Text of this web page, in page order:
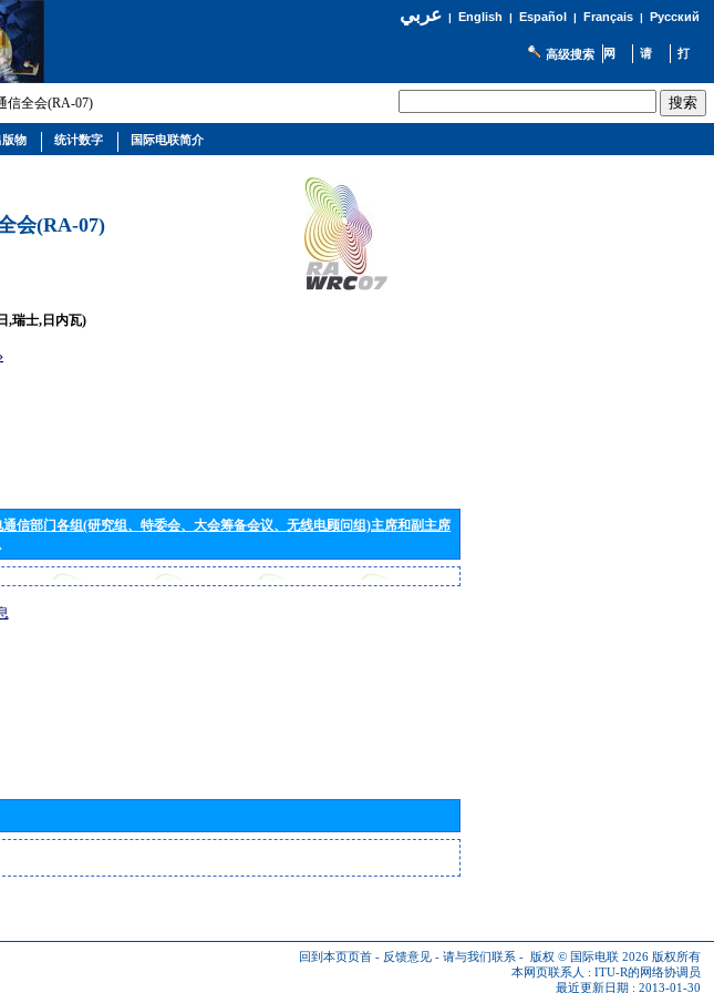
عربي| English | Español | Français| Русский
高级搜索
信全会(RA-07)
会(RA-07)
,瑞士,日内瓦)
通信部门各组(研究组、特委会、大会筹备会议、无线电顾问组)主席和副主席
回到本页页首 - 反馈意见 - 请与我们联系 - 版权 © 国际电联 2026 版权所有
本网页联系人 : ITU-R的网络协调员
最近更新日期 : 2013-01-30
版物 统计数字 国际电联简介